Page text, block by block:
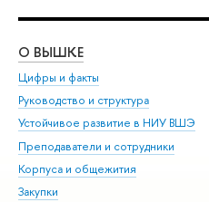
О ВЫШКЕ
Цифры и факты
Руководство и структура
Устойчивое развитие в НИУ ВШЭ
Преподаватели и сотрудники
Корпуса и общежития
Закупки